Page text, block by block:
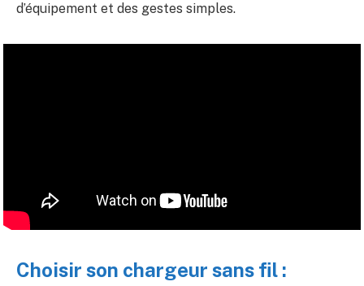
d’équipement et des gestes simples.
Choisir son chargeur sans fil :